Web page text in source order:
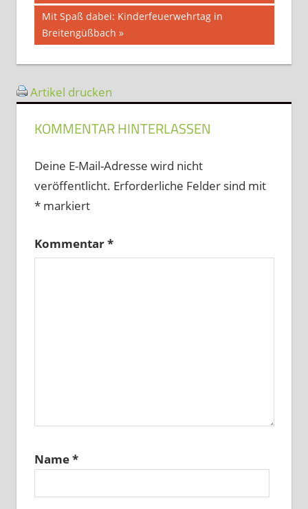
Nächster
Beitrag:
Mit Spaß dabei: Kinderfeuerwehrtag in
Breitengüßbach
Artikel drucken
KOMMENTAR HINTERLASSEN
Deine E-Mail-Adresse wird nicht
veröffentlicht. Erforderliche Felder sind mit
*markiert
Kommentar*
Name*